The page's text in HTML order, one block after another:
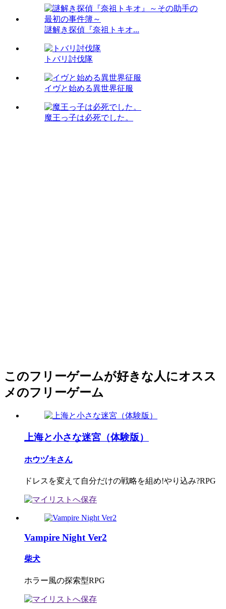
謎解き探偵『奈祖トキオ...
トバリ討伐隊
イヴと始める異世界征服
魔王っ子は必死でした。
このフリーゲームが好きな人にオスス
メのフリーゲーム
上海と小さな迷宮（体験版）
ホウヅキさん
ドレスを変えて自分だけの戦略を組め!やり込み?RPG
Vampire Night Ver2
柴犬
ホラー風の探索型RPG